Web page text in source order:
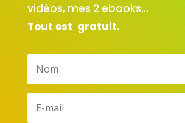
vidéos, mes 2 ebooks…
Tout est gratuit.